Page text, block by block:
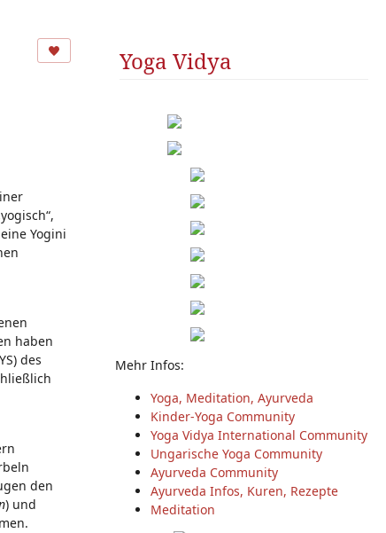
Yogini
haben
des
den
) und
Yoga Vidya
Mehr Infos:
Yoga, Meditation, Ayurveda
Kinder-Yoga Community
Yoga Vidya International Community
Ungarische Yoga Community
Ayurveda Community
Ayurveda Infos, Kuren, Rezepte
Meditation